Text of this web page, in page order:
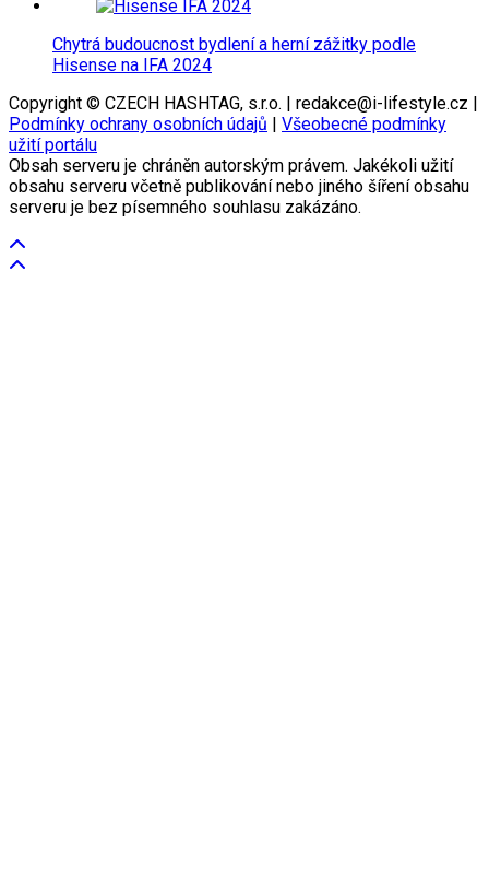
Chytrá budoucnost bydlení a herní zážitky podle
Hisense na IFA 2024
Copyright © CZECH HASHTAG, s.r.o. | redakce@i-lifestyle.cz |
Podmínky ochrany osobních údajů
Všeobecné podmínky
užití portálu
Obsah serveru je chráněn autorským právem. Jakékoli užití
obsahu serveru včetně publikování nebo jiného šíření obsahu
serveru je bez písemného souhlasu zakázáno.